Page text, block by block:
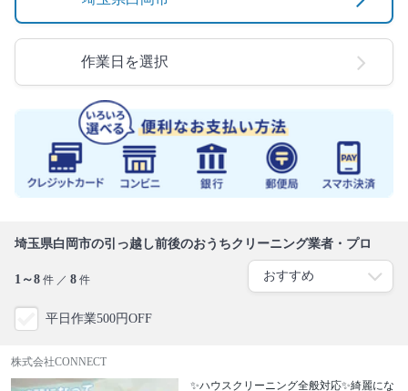
作業日を選択
埼玉県白岡市の引っ越し前後のおうちクリーニング業者・プロ
1～8 件 ／ 8 件
平日作業500円OFF
株式会社CONNECT
✨ハウスクリーニング全般対応✨綺麗にな